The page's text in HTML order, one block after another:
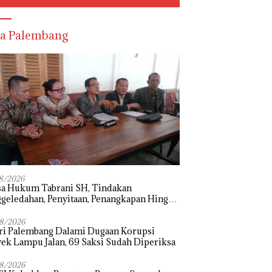
Palembang
2026
Hukum Tabrani SH, Tindakan
Penyitaan, Penangkapan Hingga
Melalui Mekanisme Praperadilan
2026
Palembang Dalami Dugaan Korupsi
Lampu Jalan, 69 Saksi Sudah Diperiksa
2026